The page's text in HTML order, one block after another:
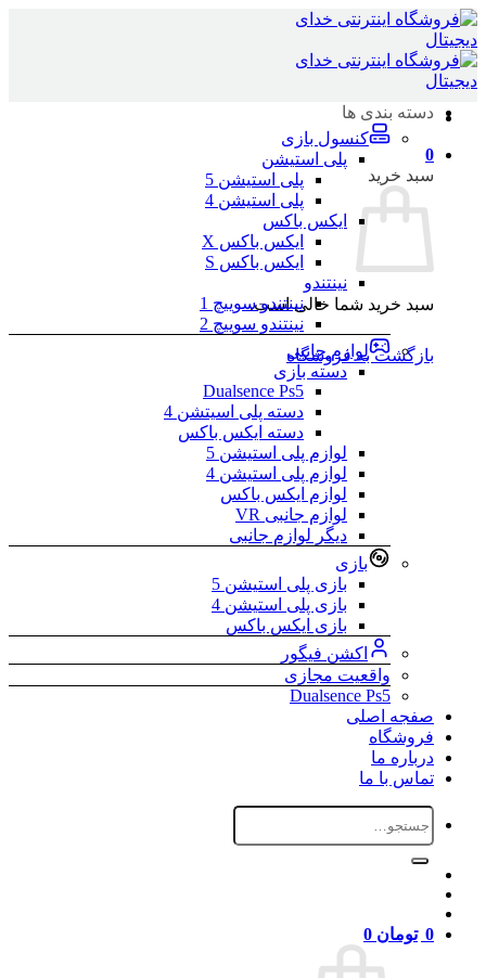
Skip
to
content
0
سبد خرید
سبد خرید شما خالی است.
بازگشت به فروشگاه
دسته بندی ها
کنسول بازی
پلی استیشن
پلی استیشن 5
پلی استیشن 4
ایکس باکس
ایکس باکس X
ایکس باکس S
نینتندو
نینتندو سوییچ 1
نینتندو سوییچ 2
لوازم جانبی
دسته بازی
Dualsence Ps5
دسته پلی اسیتشن 4
دسته ایکس باکس
لوازم پلی استیشن 5
لوازم پلی استیشن 4
لوازم ایکس باکس
لوازم جانبی VR
دیگر لوازم جانبی
بازی
بازی پلی استیشن 5
بازی پلی استیشن 4
بازی ایکس باکس
اکشن فیگور
واقعیت مجازی
Dualsence Ps5
صفجه اصلی
فروشگاه
درباره ما
تماس با ما
جستجو
برای:
0 تومان 0